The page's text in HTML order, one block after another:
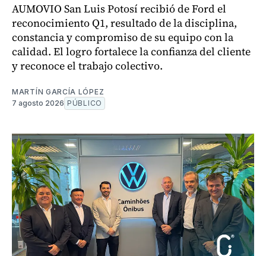
AUMOVIO San Luis Potosí recibió de Ford el
reconocimiento Q1, resultado de la disciplina,
constancia y compromiso de su equipo con la
calidad. El logro fortalece la confianza del cliente
y reconoce el trabajo colectivo.
MARTÍN GARCÍA LÓPEZ
7 agosto 2026 PÚBLICO